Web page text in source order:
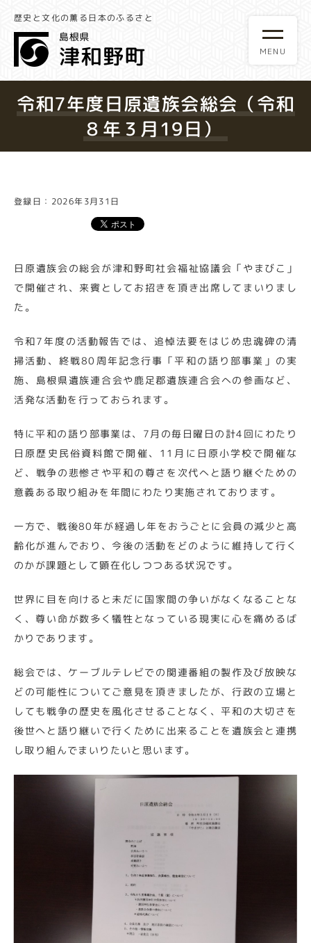
歴史と文化の薫る日本のふるさと
令和7年度日原遺族会総会（令和
８年３月19日）
登録日：2026年3月31日
日原遺族会の総会が津和野町社会福祉協議会「やまびこ」
で開催され、来賓としてお招きを頂き出席してまいりまし
た。
令和7年度の活動報告では、追悼法要をはじめ忠魂碑の清
掃活動、終戦80周年記念行事「平和の語り部事業」の実
施、島根県遺族連合会や鹿足郡遺族連合会への参画など、
活発な活動を行っておられます。
特に平和の語り部事業は、7月の毎日曜日の計4回にわたり
日原歴史民俗資料館で開催、11月に日原小学校で開催な
ど、戦争の悲惨さや平和の尊さを次代へと語り継ぐための
意義ある取り組みを年間にわたり実施されております。
一方で、戦後80年が経過し年をおうごとに会員の減少と高
齢化が進んでおり、今後の活動をどのように維持して行く
のかが課題として顕在化しつつある状況です。
世界に目を向けると未だに国家間の争いがなくなることな
く、尊い命が数多く犠牲となっている現実に心を痛めるば
かりであります。
総会では、ケーブルテレビでの関連番組の製作及び放映な
どの可能性についてご意見を頂きましたが、行政の立場と
しても戦争の歴史を風化させることなく、平和の大切さを
後世へと語り継いで行くために出来ることを遺族会と連携
し取り組んでまいりたいと思います。